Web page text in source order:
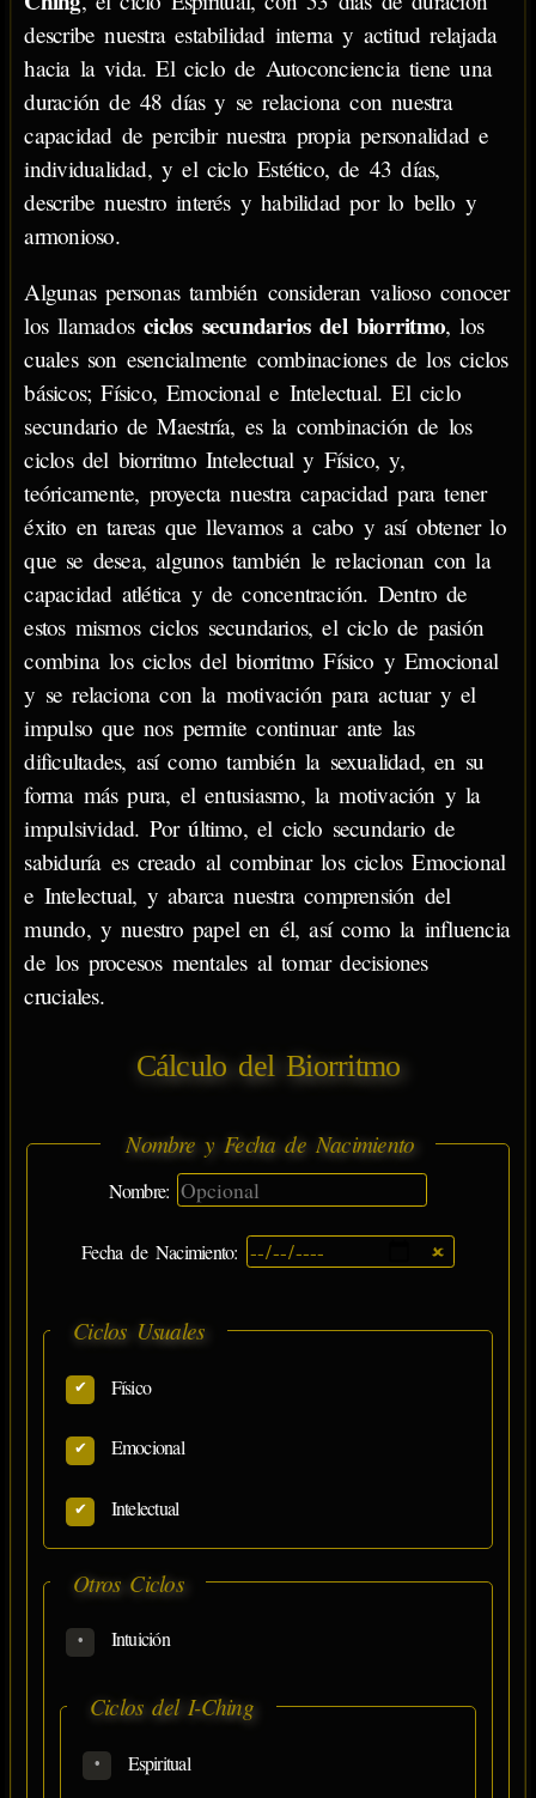
describe nuestra estabilidad interna y actitud relajada
hacia la vida. El ciclo de Autoconciencia tiene una
duración de 48 días y se relaciona con nuestra
capacidad de percibir nuestra propia personalidad e
individualidad, y el ciclo Estético, de 43 días,
describe nuestro interés y habilidad por lo bello y
armonioso.
Algunas personas también consideran valioso conocer
los llamadosciclos secundarios del biorritmo, los
cuales son esencialmente combinaciones de los ciclos
básicos; Físico, Emocional e Intelectual. El ciclo
secundario de Maestría, es la combinación de los
ciclos del biorritmo Intelectual y Físico, y,
teóricamente, proyecta nuestra capacidad para tener
éxito en tareas que llevamos a cabo y así obtener lo
que se desea, algunos también le relacionan con la
capacidad atlética y de concentración. Dentro de
estos mismos ciclos secundarios, el ciclo de pasión
combina los ciclos del biorritmo Físico y Emocional
y se relaciona con la motivación para actuar y el
impulso que nos permite continuar ante las
dificultades, así como también la sexualidad, en su
forma más pura, el entusiasmo, la motivación y la
impulsividad. Por último, el ciclo secundario de
sabiduría es creado al combinar los ciclos Emocional
e Intelectual, y abarca nuestra comprensión del
mundo, y nuestro papel en él, así como la influencia
de los procesos mentales al tomar decisiones
cruciales.
Cálculo del Biorritmo
Nombre y Fecha de Nacimiento
Nombre:
Fecha de Nacimiento:
Ciclos Usuales
Físico
Emocional
Intelectual
Otros Ciclos
Intuición
Ciclos del I-Ching
Espiritual